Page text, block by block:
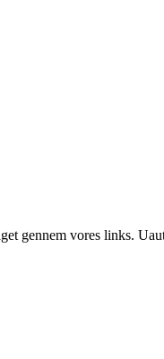
gennem vores links.